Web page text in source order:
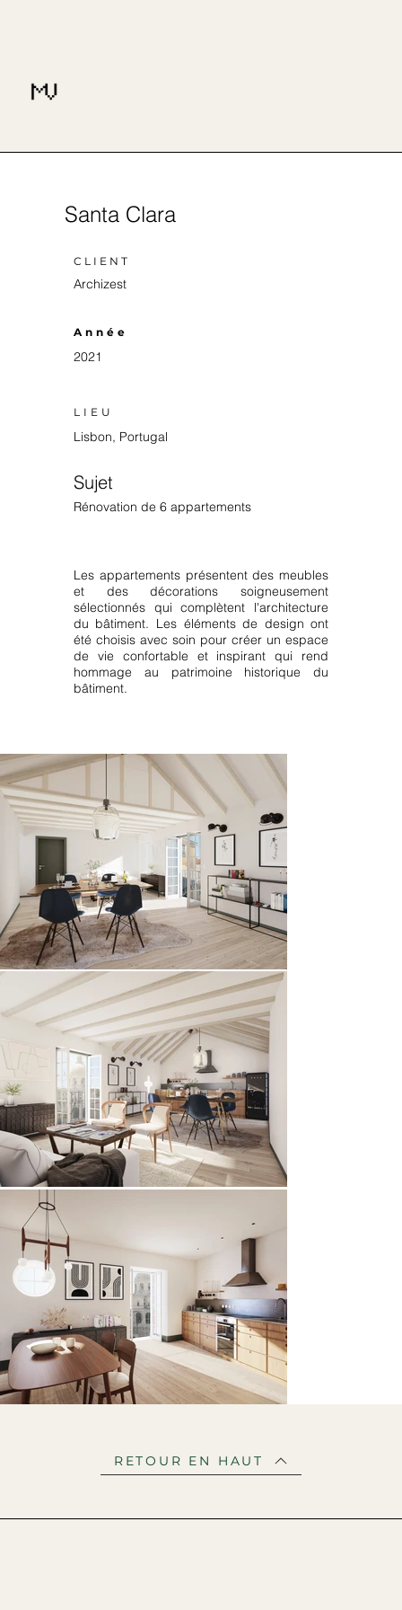
Santa Clara
CLIENT
Archizest
Année
2021
LIEU
Lisbon, Portugal
Sujet
Rénovation de 6 appartements
Les appartements présentent des meubles
et des décorations soigneusement
sélectionnés qui complètent l'architecture
du bâtiment. Les éléments de design ont
été choisis avec soin pour créer un espace
de vie confortable et inspirant qui rend
hommage au patrimoine historique du
bâtiment.
RETOUR EN HAUT